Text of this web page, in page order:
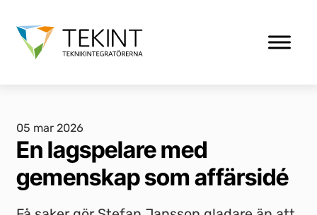
En lagspelare med
gemenskap som affärsidé
05 mar 2026